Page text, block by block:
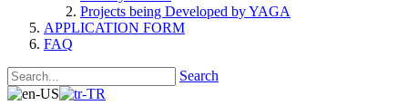
Projects being Developed by YAGA
APPLICATION FORM
FAQ
Search